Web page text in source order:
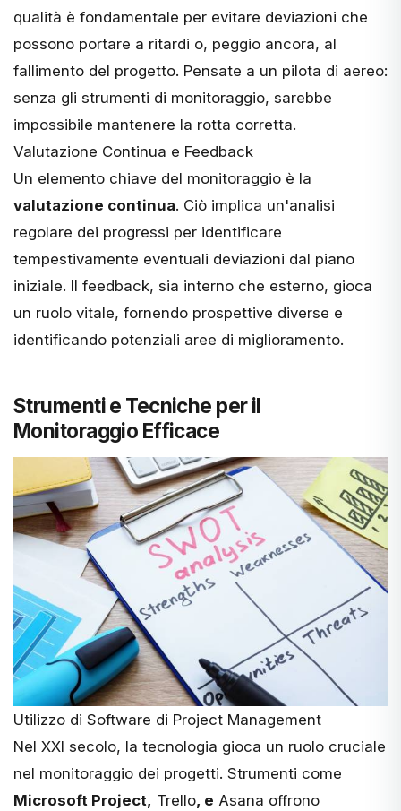
qualità è fondamentale per evitare deviazioni che
possono portare a ritardi o, peggio ancora, al
fallimento del progetto. Pensate a un pilota di aereo:
senza gli strumenti di monitoraggio, sarebbe
impossibile mantenere la rotta corretta.
Valutazione Continua e Feedback
Un elemento chiave del monitoraggio è la
valutazione continua. Ciò implica un'analisi
regolare dei progressi per identificare
tempestivamente eventuali deviazioni dal piano
iniziale. Il feedback, sia interno che esterno, gioca
un ruolo vitale, fornendo prospettive diverse e
identificando potenziali aree di miglioramento.
Strumenti e Tecniche per il
Monitoraggio Efficace
Utilizzo di Software di Project Management
Nel XXI secolo, la tecnologia gioca un ruolo cruciale
nel monitoraggio dei progetti. Strumenti come
Microsoft Project, Trello, e Asana offrono